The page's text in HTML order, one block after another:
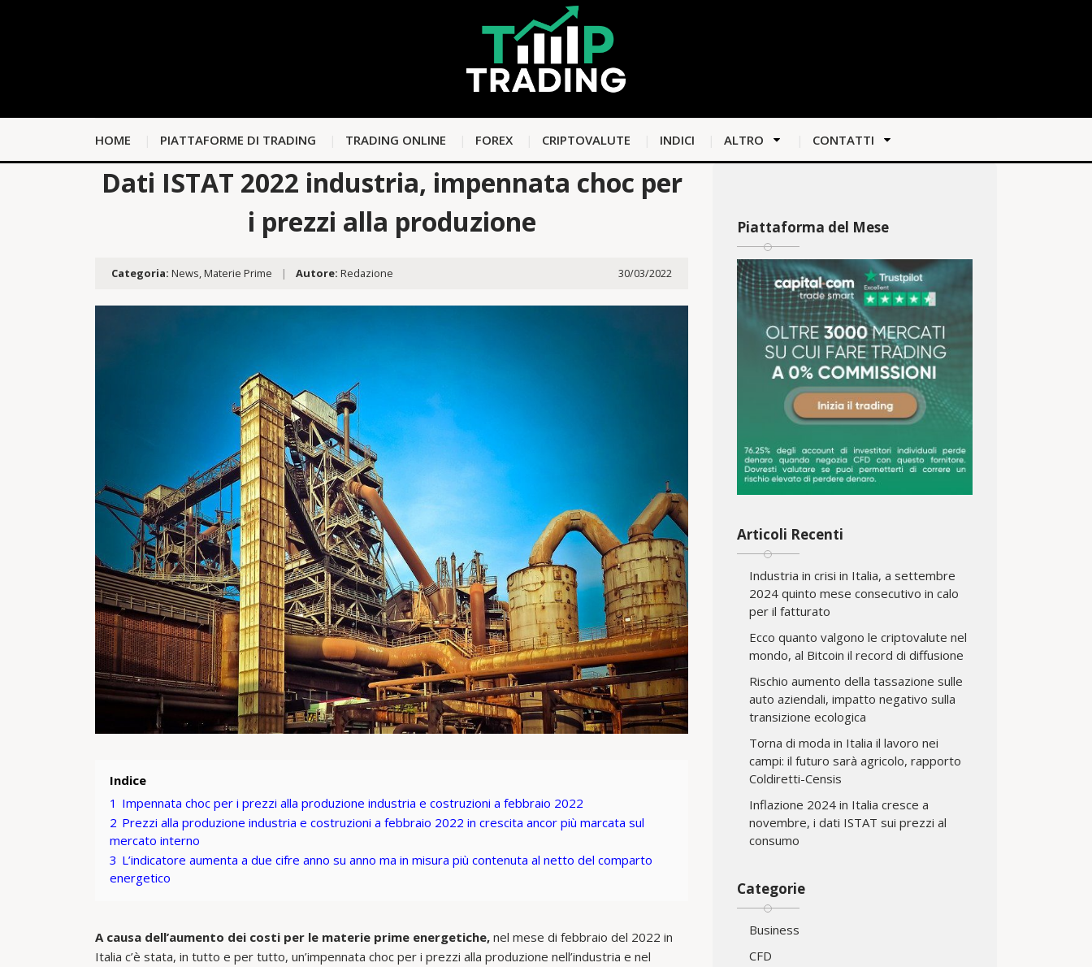
HOME PIATTAFORME DI TRADING TRADING ONLINE FOREX CRIPTOVALUTE INDICI ALTRO CONTATTI
Dati ISTAT 2022 industria, impennata choc per
i prezzi alla produzione
Categoria: News,Materie Prime | Autore: Redazione 30/03/2022
Indice
1 Impennata choc per i prezzi alla produzione industria e costruzioni a febbraio 2022
2 Prezzi alla produzione industria e costruzioni a febbraio 2022 in crescita ancor più marcata sul
mercato interno
3 L’indicatore aumenta a due cifre anno su anno ma in misura più contenuta al netto del comparto
energetico
A causa dell’aumento dei costi per le materie prime energetiche, nel mese di febbraio del 2022 in
Italia c’è stata, in tutto e per tutto, un’impennata choc per i prezzi alla produzione nell’industria e nel
Piattaforma del Mese
Articoli Recenti
Industria in crisi in Italia, a settembre
2024 quinto mese consecutivo in calo
per il fatturato
Ecco quanto valgono le criptovalute nel
mondo, al Bitcoin il record di diffusione
Rischio aumento della tassazione sulle
auto aziendali, impatto negativo sulla
transizione ecologica
Torna di moda in Italia il lavoro nei
campi: il futuro sarà agricolo, rapporto
Coldiretti-Censis
Inflazione 2024 in Italia cresce a
novembre, i dati ISTAT sui prezzi al
consumo
Categorie
Business
CFD